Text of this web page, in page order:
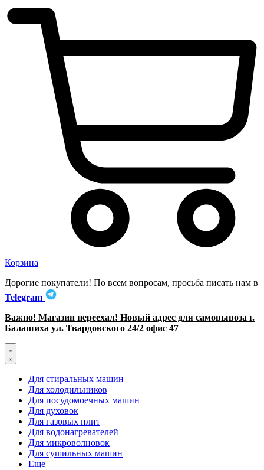
Корзина
Дорогие покупатели! По всем вопросам, просьба писать нам в
Telegram
Важно! Магазин переехал! Новый адрес для самовывоза г.
Балашиха ул. Твардовского 24/2 офис 47
Для стиральных машин
Для холодильников
Для посудомоечных машин
Для духовок
Для газовых плит
Для водонагревателей
Для микроволновок
Для сушильных машин
Еще